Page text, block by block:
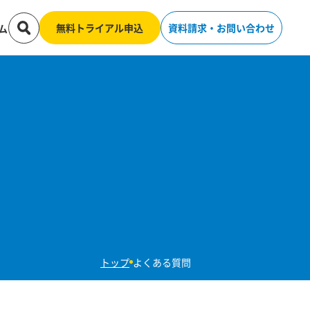
無料トライアル申込 資料請求・お問い合わせ
トップ よくある質問